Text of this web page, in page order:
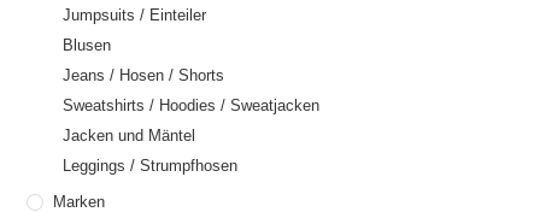
Jumpsuits / Einteiler
Blusen
Jeans / Hosen / Shorts
Sweatshirts / Hoodies / Sweatjacken
Jacken und Mäntel
Leggings / Strumpfhosen
Marken